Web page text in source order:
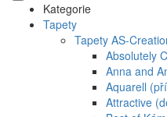
Kategorie
Tapety
Tapety AS-
Absolutely
Anna and
Aquarell
Attractive